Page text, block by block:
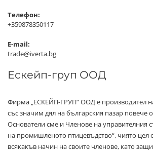
Телефон:
+359878350117
E-mail:
trade@iverta.bg
Ескейп-груп ООД
Фирма „ЕСКЕЙП-ГРУП“ ООД е производител
със значим дял на българския пазар повече
Основатели сме и Членове на управителния
на промишленото птицевъдство“, чиято цел
всякакъв начин на своите членове, като